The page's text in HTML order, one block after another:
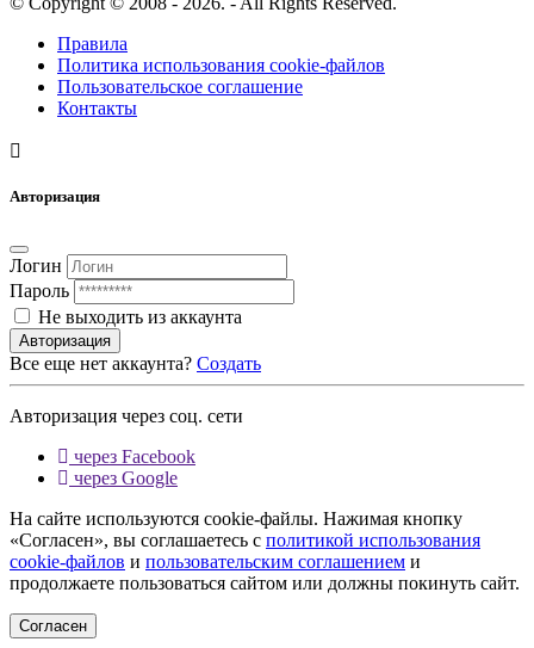
Правила
Политика использования cookie-файлов
Пользовательское соглашение
Контакты
Авторизация
Логин
Пароль
Не выходить из аккаунта
Авторизация
Все еще нет аккаунта? Создать
Авторизация через соц. сети
через Facebook
через Google
На сайте используются cookie-файлы. Нажимая кнопку
«Согласен», вы соглашаетесь с политикой использования
cookie-файлов и пользовательским соглашением и
продолжаете пользоваться сайтом или должны покинуть сайт.
Согласен